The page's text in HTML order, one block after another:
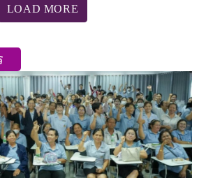
LOAD MORE